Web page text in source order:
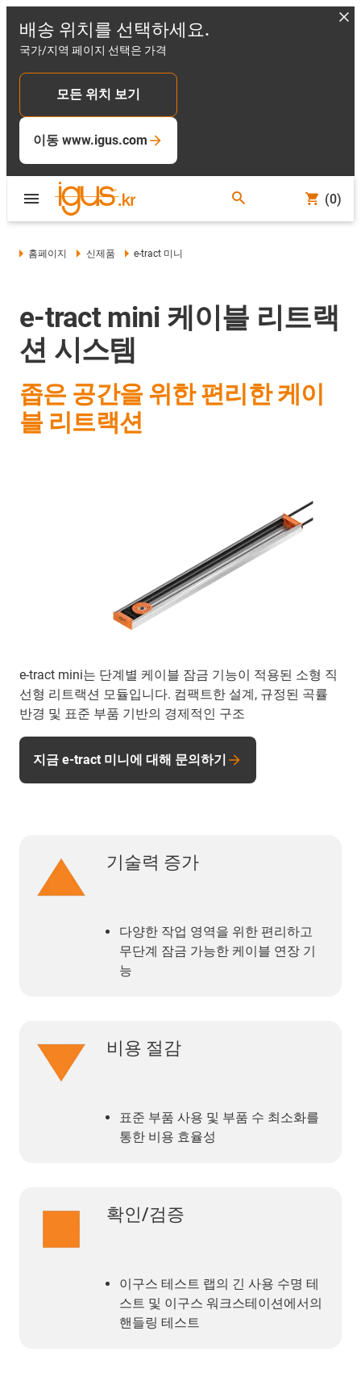
배송 위치를 선택하세요.
국가/지역 페이지 선택은 가격
모든 위치 보기
이동 www.igus.com
(0)
홈페이지 신제품 e-tract 미니
e-tract mini 케이블 리트랙
션 시스템
좁은 공간을 위한 편리한 케이
블 리트랙션
e-tract mini는 단계별 케이블 잠금 기능이 적용된 소형 직
선형 리트랙션 모듈입니다. 컴팩트한 설계, 규정된 곡률
반경 및 표준 부품 기반의 경제적인 구조
지금 e-tract 미니에 대해 문의하기
기술력 증가
다양한 작업 영역을 위한 편리하고
무단계 잠금 가능한 케이블 연장 기
능
비용 절감
표준 부품 사용 및 부품 수 최소화를
통한 비용 효율성
확인/검증
이구스 테스트 랩의 긴 사용 수명 테
스트 및 이구스 워크스테이션에서의
핸들링 테스트